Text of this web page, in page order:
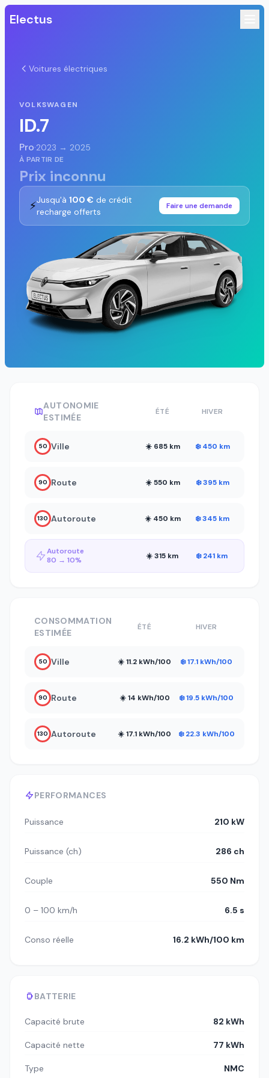
Electus
Voitures électriques
VOLKSWAGEN
ID.7
Pro·2023 → 2025
À PARTIR DE
Prix inconnu
⚡Jusqu'à 100 € de crédit
recharge offerts
Faire une demande
AUTONOMIE
ESTIMÉE
ÉTÉ HIVER
50 Ville ☀️ 685 km ❄️ 450 km
90 Route ☀️ 550 km ❄️ 395 km
130 Autoroute ☀️ 450 km ❄️ 345 km
Autoroute
80 → 10%
☀️ 315 km ❄️ 241 km
PERFORMANCES
Puissance 210 kW
Puissance (ch) 286 ch
Couple 550 Nm
0 – 100 km/h 6.5 s
Conso réelle 16.2 kWh/100 km
BATTERIE
Capacité brute 82 kWh
Capacité nette 77 kWh
Type NMC
CONSOMMATION
ESTIMÉE
ÉTÉ HIVER
50 Ville ☀️ 11.2 kWh/100 ❄️ 17.1 kWh/100
90 Route ☀️ 14 kWh/100 ❄️ 19.5 kWh/100
130 Autoroute ☀️ 17.1 kWh/100 ❄️ 22.3 kWh/100